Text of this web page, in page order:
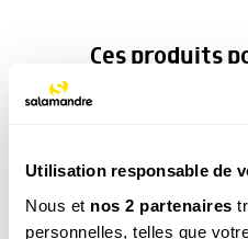
Utilisation responsable de
Nous et nos 2 partenaires
personnelles, telles que
Ces produits